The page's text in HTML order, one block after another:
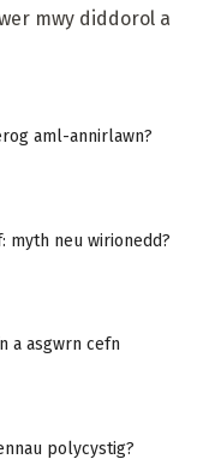
mwy diddorol a
aml-annirlawn?
neu wirionedd?
a asgwrn cefn
polycystig?